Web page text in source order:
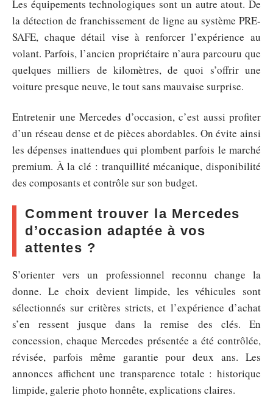
Les équipements technologiques sont un autre atout. De
la détection de franchissement de ligne au système PRE-
SAFE, chaque détail vise à renforcer l’expérience au
volant. Parfois, l’ancien propriétaire n’aura parcouru que
quelques milliers de kilomètres, de quoi s’offrir une
voiture presque neuve, le tout sans mauvaise surprise.
Entretenir une Mercedes d’occasion, c’est aussi profiter
d’un réseau dense et de pièces abordables. On évite ainsi
les dépenses inattendues qui plombent parfois le marché
premium. À la clé : tranquillité mécanique, disponibilité
des composants et contrôle sur son budget.
Comment trouver la Mercedes
d’occasion adaptée à vos
attentes ?
S’orienter vers un professionnel reconnu change la
donne. Le choix devient limpide, les véhicules sont
sélectionnés sur critères stricts, et l’expérience d’achat
s’en ressent jusque dans la remise des clés. En
concession, chaque Mercedes présentée a été contrôlée,
révisée, parfois même garantie pour deux ans. Les
annonces affichent une transparence totale : historique
limpide, galerie photo honnête, explications claires.